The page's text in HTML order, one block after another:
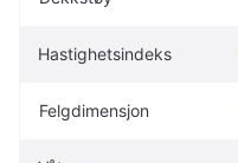
Hastighetsindeks
Felgdimensjon